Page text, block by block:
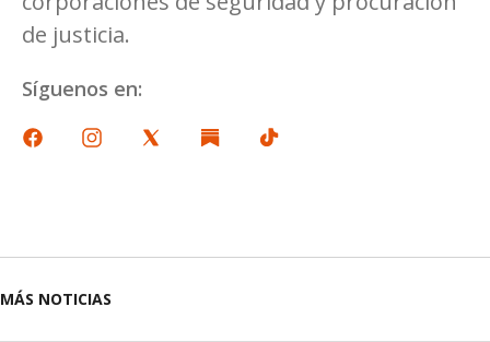
de justicia.
Síguenos en:
MÁS NOTICIAS